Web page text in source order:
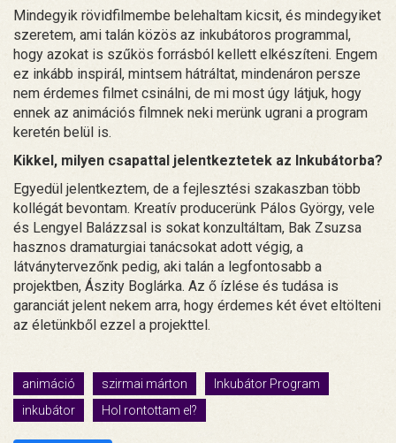
Mindegyik rövidfilmembe belehaltam kicsit, és mindegyiket
szeretem, ami talán közös az inkubátoros programmal,
hogy azokat is szűkös forrásból kellett elkészíteni. Engem
ez inkább inspirál, mintsem hátráltat, mindenáron persze
nem érdemes filmet csinálni, de mi most úgy látjuk, hogy
ennek az animációs filmnek neki merünk ugrani a program
keretén belül is.
Kikkel, milyen csapattal jelentkeztetek az Inkubátorba?
Egyedül jelentkeztem, de a fejlesztési szakaszban több
kollégát bevontam. Kreatív producerünk Pálos György, vele
és Lengyel Balázzsal is sokat konzultáltam, Bak Zsuzsa
hasznos dramaturgiai tanácsokat adott végig, a
látványtervezőnk pedig, aki talán a legfontosabb a
projektben, Ászity Boglárka. Az ő ízlése és tudása is
garanciát jelent nekem arra, hogy érdemes két évet eltölteni
az életünkből ezzel a projekttel.
animáció szirmai márton
Inkubátor Program
inkubátor
Hol rontottam el?